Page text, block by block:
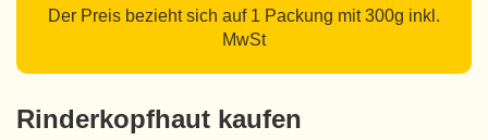
Der Preis bezieht sich auf 1 Packung mit 300g inkl.
MwSt
Rinderkopfhaut kaufen